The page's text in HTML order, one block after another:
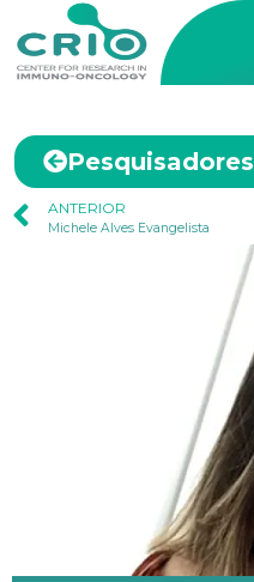
Pesquisadores
ANTERIOR
Michele Alves Evangelista